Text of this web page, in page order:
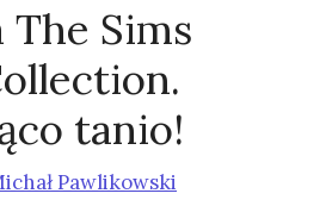
Sims
tanio!
Pawlikowski